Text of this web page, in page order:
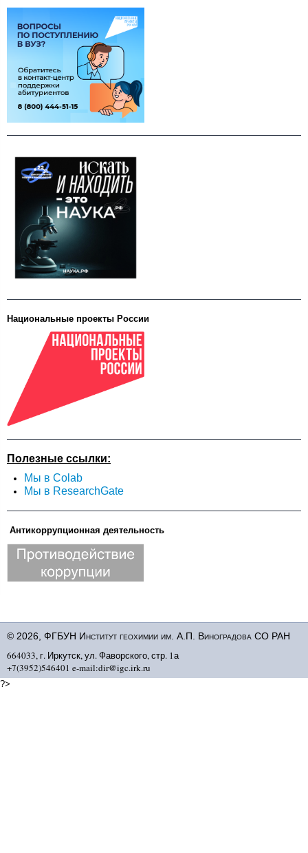
Национальные проекты России
Полезные ссылки:
Мы в Colab
Мы в ResearchGate
Антикоррупционная деятельность
© 2026, ФГБУН Институт геохимии им. А.П. Виноградова СО РАН
664033, г. Иркутск, ул. Фаворского, стр. 1а
+7(3952)546401 e-mail:dir@igc.irk.ru
?>